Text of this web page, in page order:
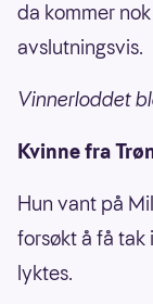
da kommer
avslutningsvis.
Vinnerloddet
Kvinne fra
Hun vant på
forsøkt å få tak
lyktes.